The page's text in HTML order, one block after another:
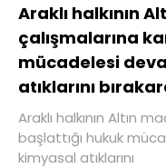
Araklı halkının
çalışmalarına
mücadelesi
atıklarını
Araklı halkının Altın
başlattığı hukuk
kimyasal atıklarını